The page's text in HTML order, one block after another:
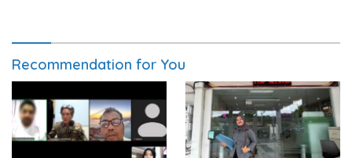
Recommendation for You